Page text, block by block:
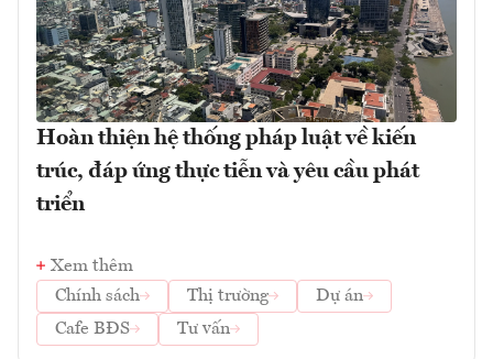
Hoàn thiện hệ thống pháp luật về kiến
trúc, đáp ứng thực tiễn và yêu cầu phát
triển
Xem thêm
Chính sách
Thị trường
Dự án
Cafe BĐS
Tư vấn